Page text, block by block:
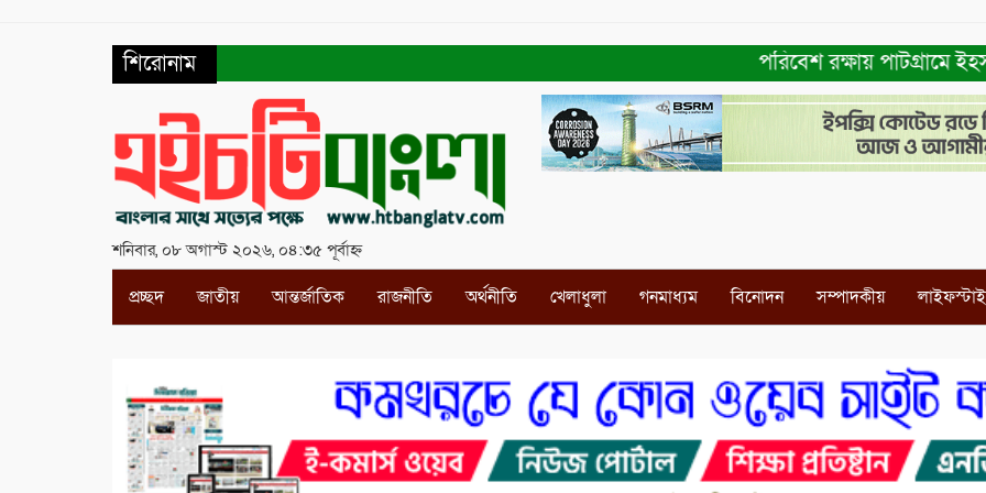
শিরোনাম পরিবেশ রক্ষায় পাটগ্রামে ইহসান
শনিবার, ০৮ অগাস্ট ২০২৬, ০৪:৩৫ পূর্বাহ্ন
প্রচ্ছদ জাতীয় আন্তর্জাতিক রাজনীতি অর্থনীতি খেলাধুলা গনমাধ্যম বিনোদন সম্পাদকীয়